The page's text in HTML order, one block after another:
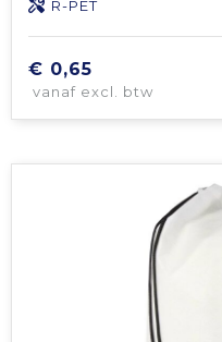
R-PET
€ 0,65
vanaf excl. btw